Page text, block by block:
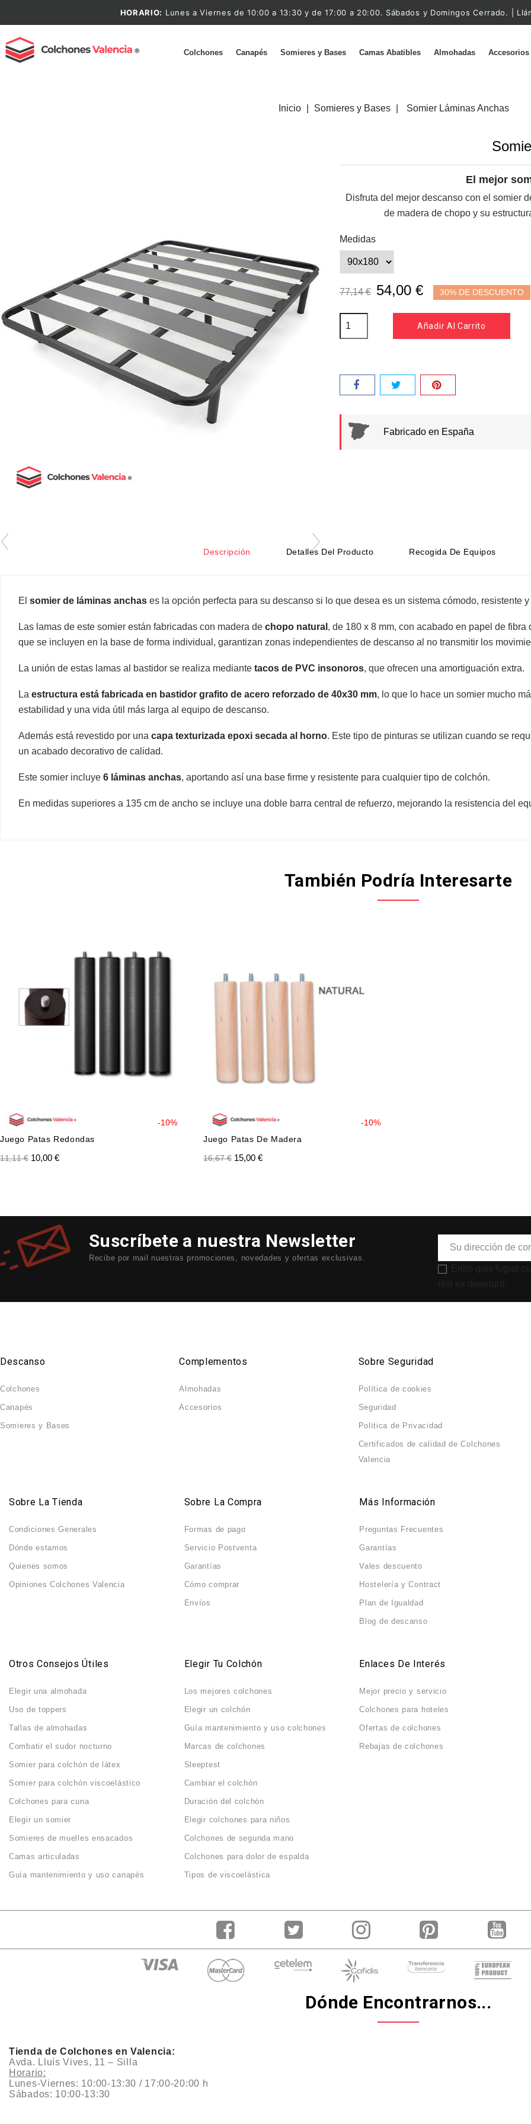
HORARIO: Lunes a Viernes de 10:00 a 13:30 y de 17:00 a 20:00. Sábados y Domingos Cerrado. |
Colchones Canapés Somieres y Bases Camas Abatibles Almohadas Accesorios
Inicio Somieres y Bases Somier Láminas Anchas
El mejor
Disfruta del mejor descanso con el somier
de madera de chopo y su
Medidas
77,14 € 54,00 € 30% DE DESCUENTO
Añadir Al Carrito
Fabricado en España
Descripción Detalles Del Producto Recogida De Equipos
El somier de láminas anchas es la opción perfecta para su descanso si lo que desea es un sistema cómodo, resistente
Las lamas de este somier están fabricadas con madera de chopo natural , de 180 x 8 mm, con acabado en papel de
que se incluyen en la base de forma individual, garantizan zonas independientes de descanso al no transmitir los
La unión de estas lamas al bastidor se realiza mediante tacos de PVC insonoros, que ofrecen una amortiguación extra.
La estructura está fabricada en bastidor grafito de acero reforzado de 40x30 mm, lo que lo hace un somier mucho
estabilidad y una vida útil más larga al equipo de descanso.
Además está revestido por una capa texturizada epoxi secada al horno. Este tipo de pinturas se utilizan cuando se
un acabado decorativo de calidad.
Este somier incluye 6 láminas anchas, aportando así una base firme y resistente para cualquier tipo de colchón.
En medidas superiores a 135 cm de ancho se incluye una doble barra central de refuerzo, mejorando la resistencia del
También Podría Interesarte
Juego Patas Redondas
11,11 €
-10%
10,00 €
Juego Patas De Madera
16,67 €
-10%
15,00 €
Suscríbete a nuestra Newsletter
Recibe por mail nuestras promociones, novedades y ofertas exclusivas.
Descanso
Colchones
Canapés
Somieres y Bases
Complementos
Almohadas
Accesorios
Sobre Seguridad
Política de cookies
Seguridad
Política de Privacidad
Certificados de calidad de Colchones
Valencia
Sobre La Tienda
Condiciones Generales
Dónde estamos
Quienes somos
Opiniones Colchones Valencia
Sobre La Compra
Formas de pago
Servicio Postventa
Garantías
Cómo comprar
Envíos
Más Información
Preguntas Frecuentes
Garantías
Vales descuento
Hostelería y Contract
Plan de Igualdad
Blog de descanso
Otros Consejos Útiles
Elegir una almohada
Uso de toppers
Tallas de almohadas
Combatir el sudor nocturno
Somier para colchón de látex
Somier para colchón viscoelástico
Colchones para cuna
Elegir un somier
Somieres de muelles ensacados
Camas articuladas
Guía mantenimiento y uso canapés
Elegir Tu Colchón
Los mejores colchones
Elegir un colchón
Guía mantenimiento y uso colchones
Marcas de colchones
Sleeptest
Cambiar el colchón
Duración del colchón
Elegir colchones para niños
Colchones de segunda mano
Colchones para dolor de espalda
Tipos de viscoelástica
Enlaces De Interés
Mejor precio y servicio
Colchones para hoteles
Ofertas de colchones
Rebajas de colchones
Dónde Encontrarnos...
Tienda de Colchones en Valencia:
Avda. Lluís Vives, 11 – Silla
Horario:
Lunes-Viernes: 10:00-13:30 / 17:00-20:00 h
Sábados: 10:00-13:30